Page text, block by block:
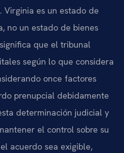
Virginia es un estado de
no un estado de bienes
que el tribunal
según lo que considera
once factores
prenupcial debidamente
determinación judicial y
el control sobre su
acuerdo sea exigible,